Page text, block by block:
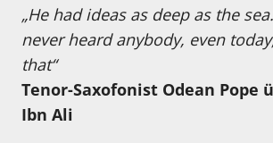
„He had ideas as deep as the
never heard anybody, even
that“
Tenor-Saxofonist Odean Pope
Ibn Ali